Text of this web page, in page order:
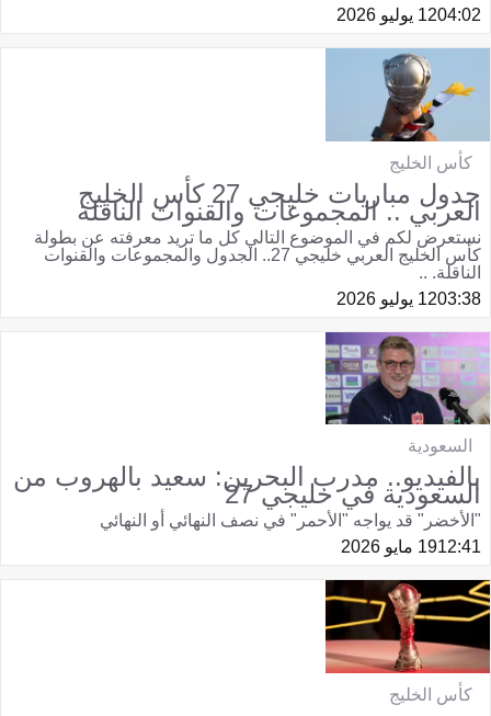
04:0212 يوليو 2026
كأس الخليج
جدول مباريات خليجي 27 كأس الخليج
العربي .. المجموعات والقنوات الناقلة
نستعرض لكم في الموضوع التالي كل ما تريد معرفته عن بطولة
كأس الخليج العربي خليجي 27.. الجدول والمجموعات والقنوات
الناقلة. ..
03:3812 يوليو 2026
السعودية
بالفيديو.. مدرب البحرين: سعيد بالهروب من
السعودية في خليجي 27
"الأخضر" قد يواجه "الأحمر" في نصف النهائي أو النهائي
12:4119 مايو 2026
كأس الخليج